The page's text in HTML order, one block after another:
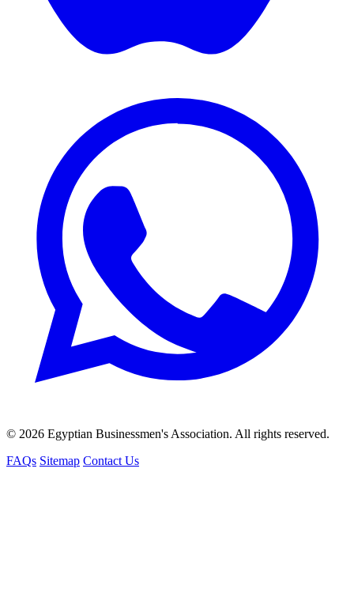
© 2026 Egyptian Businessmen's Association. All rights reserved.
FAQs Sitemap Contact Us